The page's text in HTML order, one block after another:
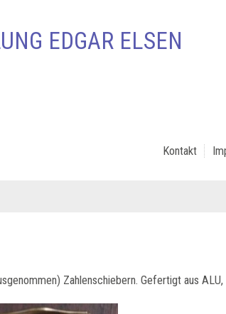
EDGAR ELSEN
Kontakt
Zahlenschiebern. Gefertigt aus